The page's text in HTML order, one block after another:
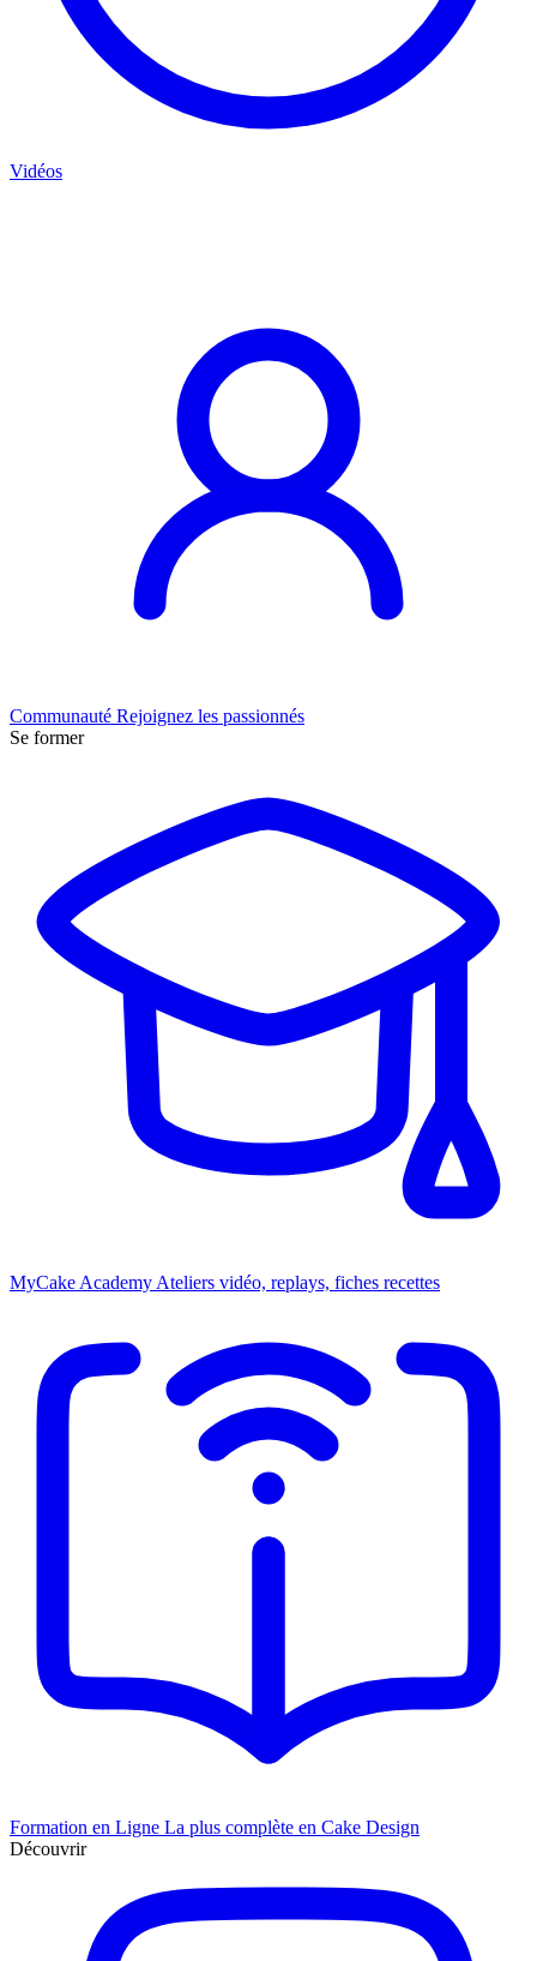
Vidéos
Communauté Rejoignez les passionnés
Se former
MyCake Academy Ateliers vidéo, replays, fiches recettes
Formation en Ligne La plus complète en Cake Design
Découvrir